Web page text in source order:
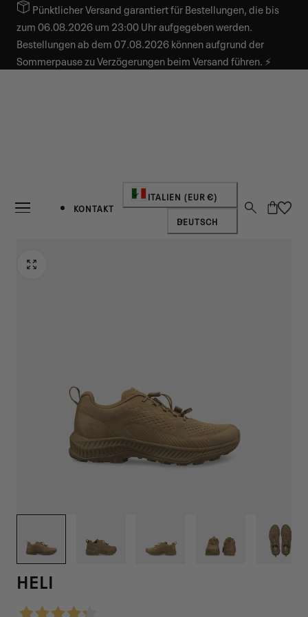
SPRINGEN
Pünktlicher Versand garantiert für Bestellungen, die bis
zum 06.08.2026 um 23:00 Uhr aufgegeben werden.
Bestellungen ab dem 07.08.2026 können aufgrund der
Sommerpause zu Verzögerungen beim Versand führen. ⚡
KONTAKT
Land/Region
ITALIEN (EUR €)
Sprache
DEUTSCH
Warenkorb
HELI